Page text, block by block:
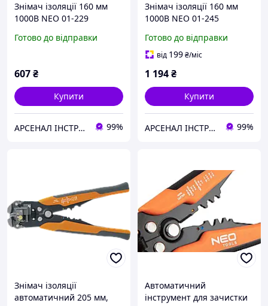
Знімач ізоляції 160 мм
1000В NEO 01-229
Готово до відправки
607₴
Купити
АРСЕНАЛ ІНСТРУМЕНТА 99%
Знімач ізоляції 160 мм
1000В NEO 01-245
Готово до відправки
від 199₴/міс
1 194₴
Купити
АРСЕНАЛ ІНСТРУМЕНТА 99%
Знімач ізоляції
автоматичний 205 мм,
Автоматичний
інструмент для зачистки